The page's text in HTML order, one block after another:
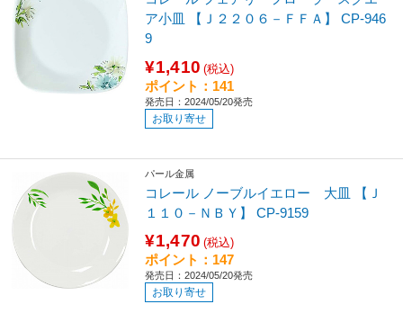
ア小皿 【Ｊ２２０６－ＦＦＡ】 CP-946
9
¥1,410 (税込)
ポイント：141
発売日：2024/05/20発売
お取り寄せ
パール金属
コレール ノーブルイエロー 大皿 【Ｊ
１１０－ＮＢＹ】 CP-9159
¥1,470 (税込)
ポイント：147
発売日：2024/05/20発売
お取り寄せ